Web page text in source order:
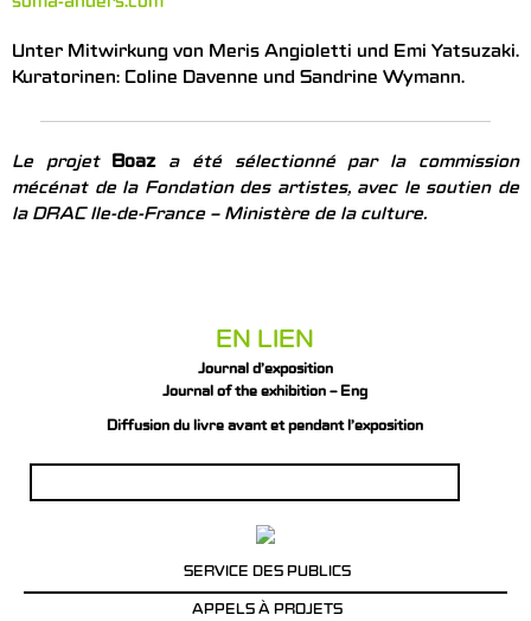
Unter Mitwirkung von Meris Angioletti und Emi Yatsuzaki.
Kuratorinen: Coline Davenne und Sandrine Wymann.
Le projet Boaza été sélectionné par la commission
mécénat de la Fondation des artistes, avec le soutien de
la DRAC Ile-de-France – Ministère de la culture.
EN LIEN
Journal d’exposition
Journal of the exhibition – Eng
Diffusion du livre avant et pendant l’exposition
SERVICE DES PUBLICS
APPELS À PROJETS